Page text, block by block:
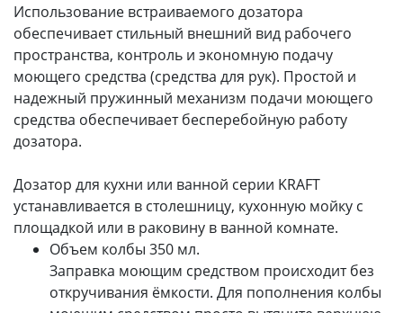
Использование встраиваемого дозатора
обеспечивает стильный внешний вид рабочего
пространства, контроль и экономную подачу
моющего средства (средства для рук). Простой и
надежный пружинный механизм подачи моющего
средства обеспечивает бесперебойную работу
дозатора.
Дозатор для кухни или ванной серии KRAFT
устанавливается в столешницу, кухонную мойку с
площадкой или в раковину в ванной комнате.
Объем колбы 350 мл.
Заправка моющим средством происходит без
откручивания ёмкости. Для пополнения колбы